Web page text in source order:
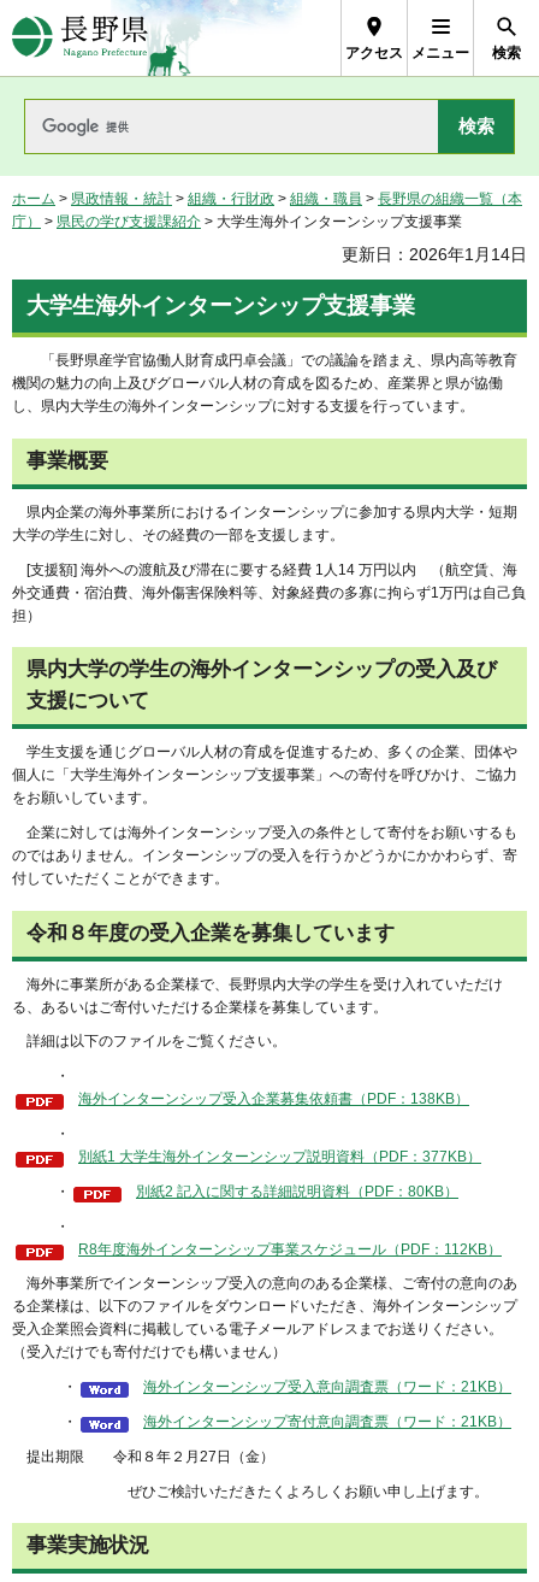
長野県Nagano Prefecture
アクセス メニュー 検索
ホーム > 県政情報・統計 > 組織・行財政 > 組織・職員 > 長野県の組織一覧（本
庁）
> 県民の学び支援課紹介 > 大学生海外インターンシップ支援事業
更新日：2026年1月14日
大学生海外インターンシップ支援事業
「長野県産学官協働人財育成円卓会議」での議論を踏まえ、県内高等教育
機関の魅力の向上及びグローバル人材の育成を図るため、産業界と県が協働
し、県内大学生の海外インターンシップに対する支援を行っています。
事業概要
県内企業の海外事業所におけるインターンシップに参加する県内大学・短期
大学の学生に対し、その経費の一部を支援します。
[支援額] 海外への渡航及び滞在に要する経費 1人14 万円以内 （航空賃、海
外交通費・宿泊費、海外傷害保険料等、対象経費の多寡に拘らず1万円は自己負
担）
県内大学の学生の海外インターンシップの受入及び
支援について
学生支援を通じグローバル人材の育成を促進するため、多くの企業、団体や
個人に「大学生海外インターンシップ支援事業」への寄付を呼びかけ、ご協力
をお願いしています。
企業に対しては海外インターンシップ受入の条件として寄付をお願いするも
のではありません。インターンシップの受入を行うかどうかにかかわらず、寄
付していただくことができます。
令和８年度の受入企業を募集しています
海外に事業所がある企業様で、長野県内大学の学生を受け入れていただけ
る、あるいはご寄付いただける企業様を募集しています。
詳細は以下のファイルをご覧ください。
・
海外インターンシップ受入企業募集依頼書（PDF：138KB）
・
別紙1 大学生海外インターンシップ説明資料（PDF：377KB）
・ 別紙2 記入に関する詳細説明資料（PDF：80KB）
・
R8年度海外インターンシップ事業スケジュール（PDF：112KB）
海外事業所でインターンシップ受入の意向のある企業様、ご寄付の意向のあ
る企業様は、以下のファイルをダウンロードいただき、海外インターンシップ
受入企業照会資料に掲載している電子メールアドレスまでお送りください。
（受入だけでも寄付だけでも構いません）
・ 海外インターンシップ受入意向調査票（ワード：21KB）
・ 海外インターンシップ寄付意向調査票（ワード：21KB）
提出期限 令和８年２月27日（金）
ぜひご検討いただきたくよろしくお願い申し上げます。
事業実施状況